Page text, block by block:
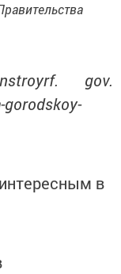
gov.
в